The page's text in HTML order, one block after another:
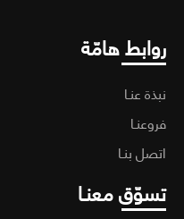
هامّة
عنـا
بنـا
معنـا